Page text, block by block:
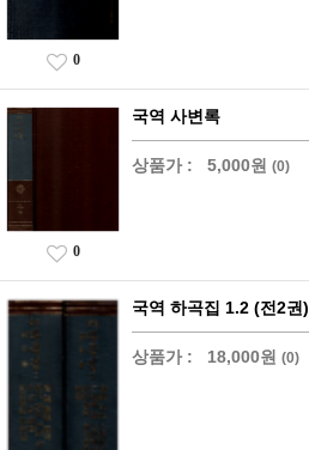
0
국역 사변록
상품가 : 5,000원 (0)
0
국역 하곡집 1.2 (전2권)
상품가 : 18,000원 (0)